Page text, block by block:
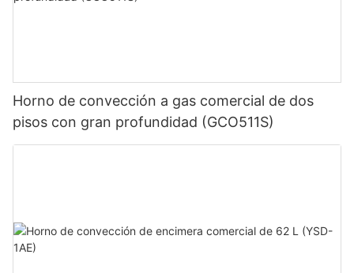
Horno de convección a gas comercial de dos
pisos con gran profundidad (GCO511S)